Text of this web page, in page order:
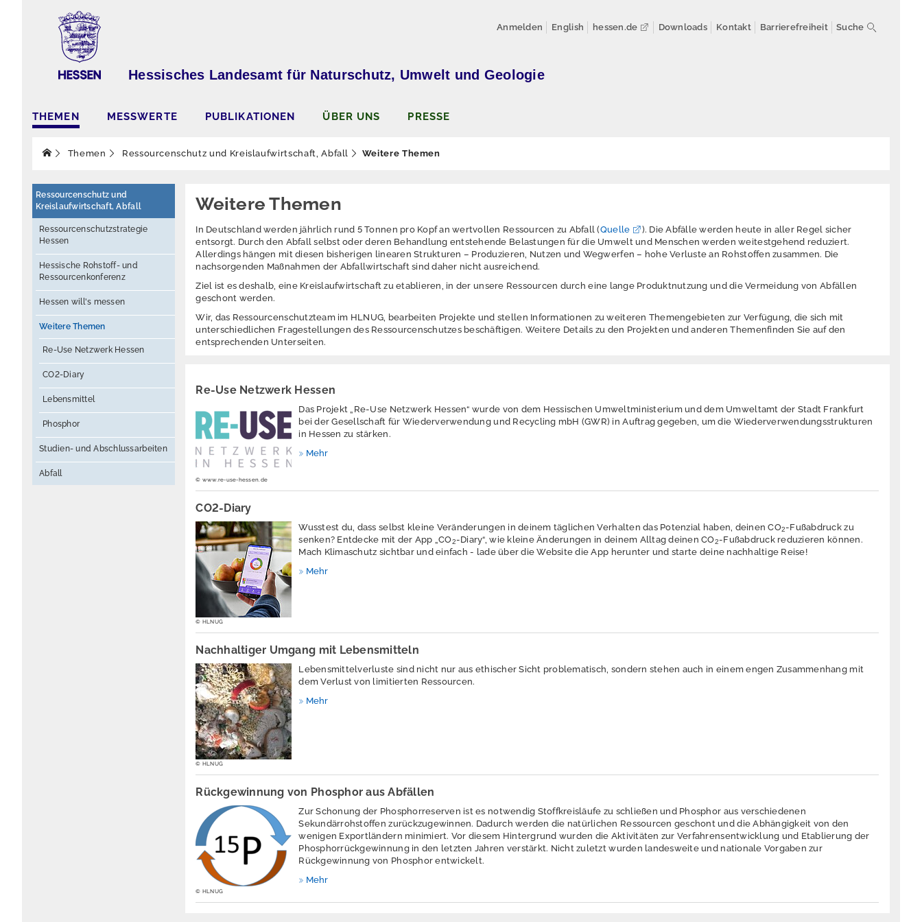
Anmelden English hessen.de Downloads Kontakt Barrierefreiheit Suche
Hessisches Landesamt für Naturschutz, Umwelt und Geologie
THEMEN MESSWERTE PUBLIKATIONEN ÜBER UNS PRESSE
Themen Ressourcenschutz und Kreislaufwirtschaft, Abfall Weitere Themen
Ressourcenschutz und
Kreislaufwirtschaft, Abfall
Ressourcenschutzstrategie
Hessen
Hessische Rohstoff- und
Ressourcenkonferenz
Hessen will's messen
Weitere Themen
Re-Use Netzwerk Hessen
CO2-Diary
Lebensmittel
Phosphor
Studien- und Abschlussarbeiten
Abfall
Weitere Themen
In Deutschland werden jährlich rund 5 Tonnen pro Kopf an wertvollen Ressourcen zu Abfall (Quelle
). Die Abfälle werden heute in aller Regel sicher
entsorgt. Durch den Abfall selbst oder deren Behandlung entstehende Belastungen für die Umwelt und Menschen werden weitestgehend reduziert.
Allerdings hängen mit diesen bisherigen linearen Strukturen – Produzieren, Nutzen und Wegwerfen – hohe Verluste an Rohstoffen zusammen. Die
nachsorgenden Maßnahmen der Abfallwirtschaft sind daher nicht ausreichend.
Ziel ist es deshalb, eine Kreislaufwirtschaft zu etablieren, in der unsere Ressourcen durch eine lange Produktnutzung und die Vermeidung von Abfällen
geschont werden.
Wir, das Ressourcenschutzteam im HLNUG, bearbeiten Projekte und stellen Informationen zu weiteren Themengebieten zur Verfügung, die sich mit
unterschiedlichen Fragestellungen des Ressourcenschutzes beschäftigen. Weitere Details zu den Projekten und anderen Themenfinden Sie auf den
entsprechenden Unterseiten.
Re-Use Netzwerk Hessen
© www.re-use-hessen.de
Das Projekt „Re-Use Netzwerk Hessen“ wurde von dem Hessischen Umweltministerium und dem Umweltamt der Stadt Frankfurt
bei der Gesellschaft für Wiederverwendung und Recycling mbH (GWR) in Auftrag gegeben, um die Wiederverwendungsstrukturen
in Hessen zu stärken.
Mehr
CO2-Diary
© HLNUG
Wusstest du, dass selbst kleine Veränderungen in deinem täglichen Verhalten das Potenzial haben, deinen CO2-Fußabdruck zu
senken? Entdecke mit der App „CO2-Diary“, wie kleine Änderungen in deinem Alltag deinen CO2-Fußabdruck reduzieren können.
Mach Klimaschutz sichtbar und einfach - lade über die Website die App herunter und starte deine nachhaltige Reise!
Mehr
Nachhaltiger Umgang mit Lebensmitteln
© HLNUG
Lebensmittelverluste sind nicht nur aus ethischer Sicht problematisch, sondern stehen auch in einem engen Zusammenhang mit
dem Verlust von limitierten Ressourcen.
Mehr
Rückgewinnung von Phosphor aus Abfällen
© HLNUG
Zur Schonung der Phosphorreserven ist es notwendig Stoffkreisläufe zu schließen und Phosphor aus verschiedenen
Sekundärrohstoffen zurückzugewinnen. Dadurch werden die natürlichen Ressourcen geschont und die Abhängigkeit von den
wenigen Exportländern minimiert. Vor diesem Hintergrund wurden die Aktivitäten zur Verfahrensentwicklung und Etablierung der
Phosphorrückgewinnung in den letzten Jahren verstärkt. Nicht zuletzt wurden landesweite und nationale Vorgaben zur
Rückgewinnung von Phosphor entwickelt.
Mehr